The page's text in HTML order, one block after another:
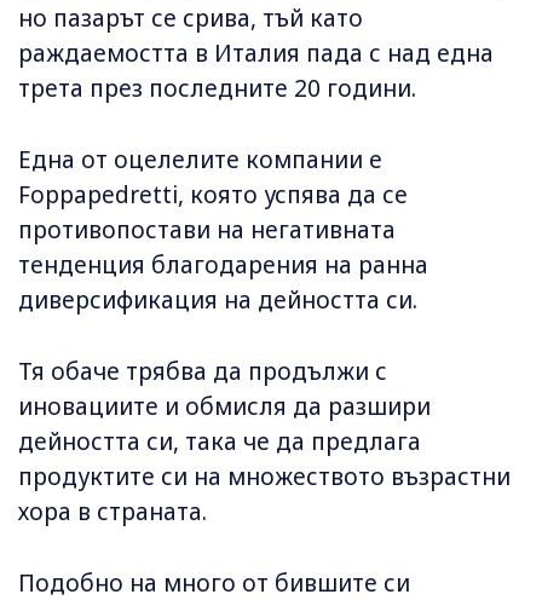
но пазарът се срива, тъй като
раждаемостта в Италия пада с над една
трета през последните 20 години.
Една от оцелелите компании е
Foppapedretti, която успява да се
противопостави на негативната
тенденция благодарения на ранна
диверсификация на дейността си.
Тя обаче трябва да продължи с
иновациите и обмисля да разшири
дейността си, така че да предлага
продуктите си на множеството възрастни
хора в страната.
Подобно на много от бившите си